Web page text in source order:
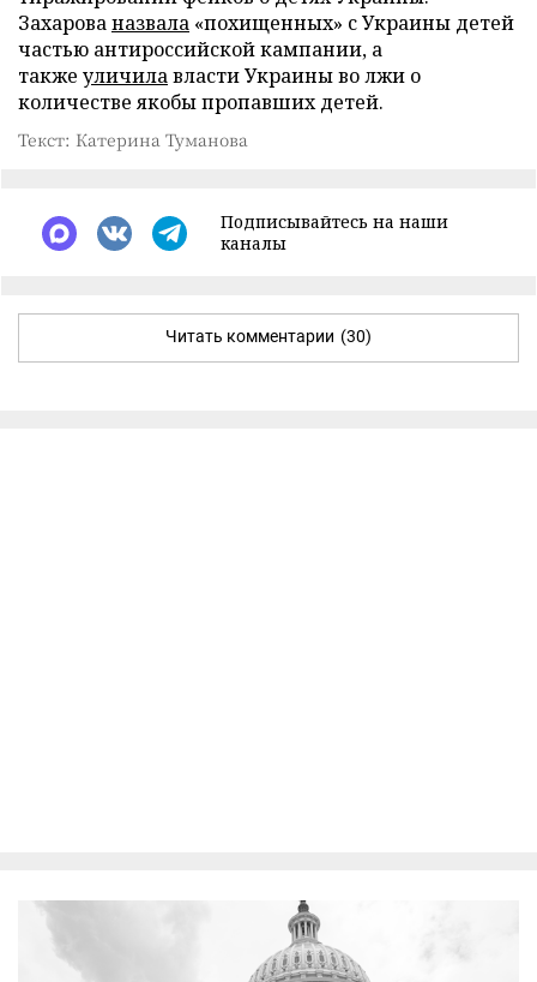
Захарованазвала «похищенных» с Украины детей
частью антироссийской кампании, а
также уличилавласти Украины во лжи о
количестве якобы пропавших детей.
Текст: Катерина Туманова
Подписывайтесь на наши
каналы
Читать комментарии (30)